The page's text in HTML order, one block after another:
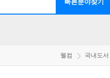
빠른분야찾기
웰컴 국내도서